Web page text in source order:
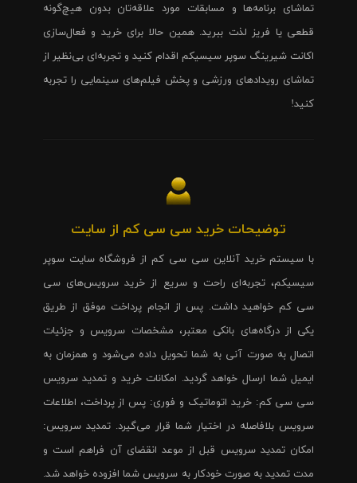
تماشای برنامه‌ها و مسابقات مورد علاقه‌تان بدون هیچ‌گونه
قطعی یا فریز لذت ببرید. همین حالا برای خرید و فعال‌سازی
اکانت شیرینگ سوپر سیسیکم اقدام کنید و تجربه‌ای بی‌نظیر از
تماشای رویدادهای ورزشی و پخش فیلم‌های سینمایی را تجربه
کنید!
توضیحات خرید سی سی کم از سایت
با سیستم خرید آنلاین سی سی کم از فروشگاه سایت سوپر
سیسیکم، تجربه‌ای راحت و سریع از خرید سرویس‌های سی
سی کم خواهید داشت. پس از انجام پرداخت موفق از طریق
یکی از درگاه‌های بانکی معتبر، مشخصات سرویس و جزئیات
اتصال به صورت آنی به شما تحویل داده می‌شود و همزمان به
ایمیل شما ارسال خواهد گردید. امکانات خرید و تمدید سرویس
سی سی کم: خرید اتوماتیک و فوری: پس از پرداخت، اطلاعات
سرویس بلافاصله در اختیار شما قرار می‌گیرد. تمدید سرویس:
امکان تمدید سرویس قبل از موعد انقضای آن فراهم است و
مدت تمدید به صورت خودکار به سرویس شما افزوده خواهد شد.